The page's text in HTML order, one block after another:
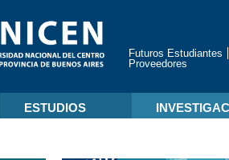
Futuros Estudiantes
Proveedores
ESTUDIOS